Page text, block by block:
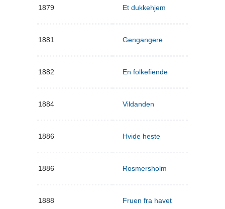
1879 Et dukkehjem
1881 Gengangere
1882 En folkefiende
1884 Vildanden
1886 Hvide heste
1886 Rosmersholm
1888 Fruen fra havet